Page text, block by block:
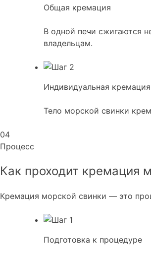
Общая кремация
В одной печи сжигаются
владельцам.
Индивидуальная кремация
Тело морской свинки
04
Процесс
Как проходит кремация
Кремация морской свинки — это
Подготовка к процедуре